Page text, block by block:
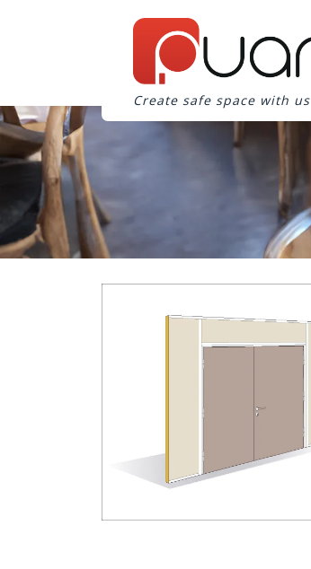
Create safe space with us